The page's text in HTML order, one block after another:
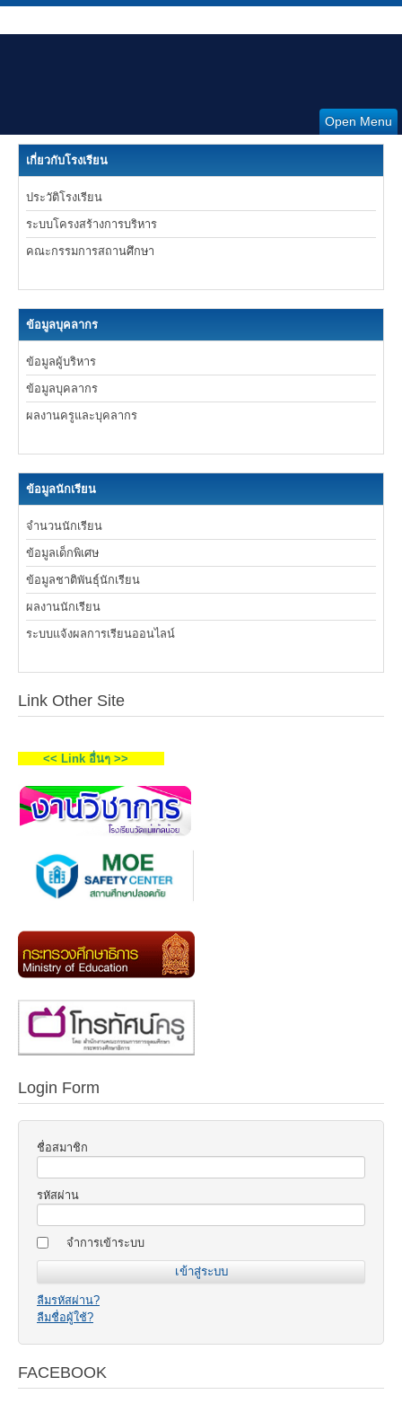
Open Menu
เกี่ยวกับโรงเรียน
ประวัติโรงเรียน
ระบบโครงสร้างการบริหาร
คณะกรรมการสถานศึกษา
ข้อมูลบุคลากร
ข้อมูลผู้บริหาร
ข้อมูลบุคลากร
ผลงานครูและบุคลากร
ข้อมูลนักเรียน
จำนวนนักเรียน
ข้อมูลเด็กพิเศษ
ข้อมูลชาติพันธุ์นักเรียน
ผลงานนักเรียน
ระบบแจ้งผลการเรียนออนไลน์
Link Other Site
<< Link อื่นๆ >>
Login Form
ชื่อสมาชิก
รหัสผ่าน
จำการเข้าระบบ
ลืมรหัสผ่าน?
ลืมชื่อผู้ใช้?
FACEBOOK